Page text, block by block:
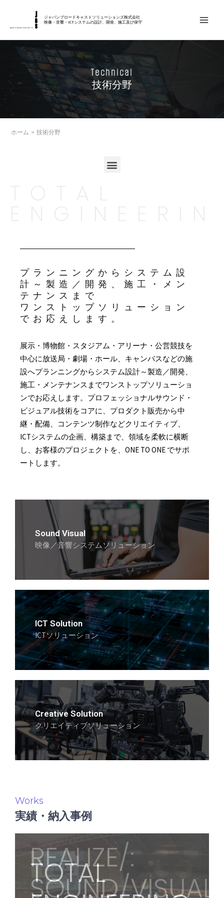
ジャパンブロードキャストソリューションズ株式会社
映像・音響・ICTシステムの設計、開発、施工及び保守
Technical
技術分野
ホーム 技術分野
メ
プランニングからシステム設
計～製造／開発、施工・メン
テナンスまで
ワンストップソリューション
でお応えします。
展示・博物館・スタジアム・アリーナ・公営競技を
中心に放送局・劇場・ホール、キャンバスなどの施
設へプランニングからシステム設計～製造／開発、
施工・メンテナンスまでワンストップソリューショ
ンでお応えします。プロフェッショナルサウンド・
ビジュアル技術をコアに、プロダクト販売から中
継・配備、コンテンツ制作などクリエイティブ、
ICTシステムの企画、構築まで、領域を柔軟に横断
し、お客様のプロジェクトを、ONE TO ONE でサポ
ートします。
Sound Visual
映像／音響システムソリューション
ICT Solution
ICTソリューション
Creative Solution
クリエイティブソリューション
Works
実績・納入事例
REALIZE/:
SOUND/VISUAL
TOTAL
Creative
REALIZE/:
SOUND/VISUAL
TOTAL
Creative
REALIZE/:
SOUND/VISUAL
TOTAL
Creative